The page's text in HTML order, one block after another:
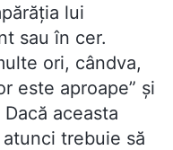
lui
sau în cer.
ori, cândva,
este aproape” şi
Dacă aceasta
atunci trebuie să